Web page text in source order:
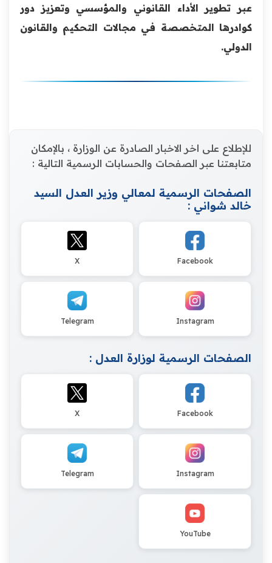
عبر تطوير الأداء القانوني والمؤسسي وتعزيز دور
كوادرها المتخصصة في مجالات التحكيم والقانون
الدولي.
للإطلاع على اخر الاخبار الصادرة عن الوزارة ، بالإمكان
متابعتنا عبر الصفحات والحسابات الرسمية التالية :
الصفحات الرسمية لمعالي وزير العدل السيد
خالد شواني :
Facebook
X
Instagram
Telegram
الصفحات الرسمية لوزارة العدل :
Facebook
X
Instagram
Telegram
YouTube